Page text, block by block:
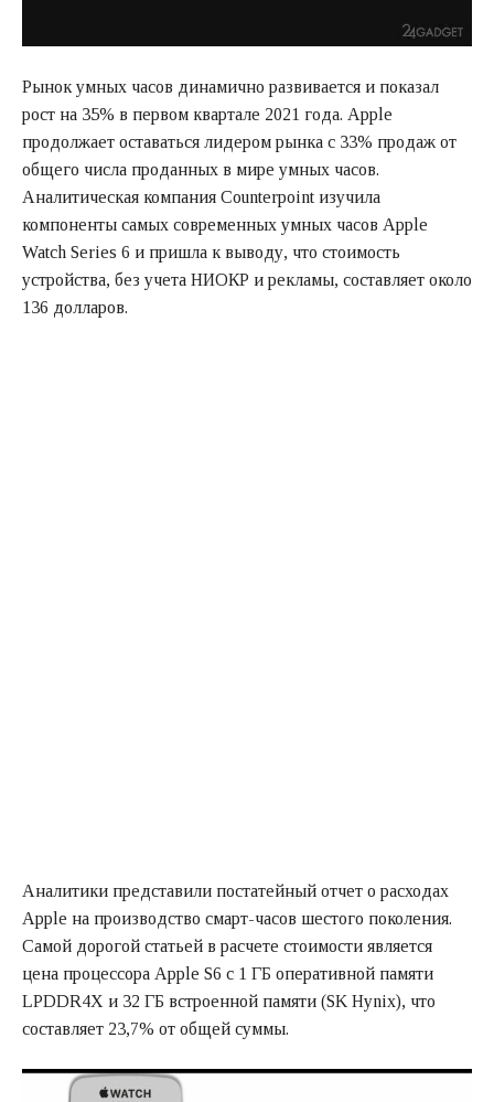
Рынок умных часов динамично развивается и показал
рост на 35% в первом квартале 2021 года. Apple
продолжает оставаться лидером рынка с 33% продаж от
общего числа проданных в мире умных часов.
Аналитическая компания Counterpoint изучила
компоненты самых современных умных часов Apple
Watch Series 6 и пришла к выводу, что стоимость
устройства, без учета НИОКР и рекламы, составляет около
136 долларов.
Аналитики представили постатейный отчет о расходах
Apple на производство смарт-часов шестого поколения.
Самой дорогой статьей в расчете стоимости является
цена процессора Apple S6 с 1 ГБ оперативной памяти
LPDDR4X и 32 ГБ встроенной памяти (SK Hynix), что
составляет 23,7% от общей суммы.